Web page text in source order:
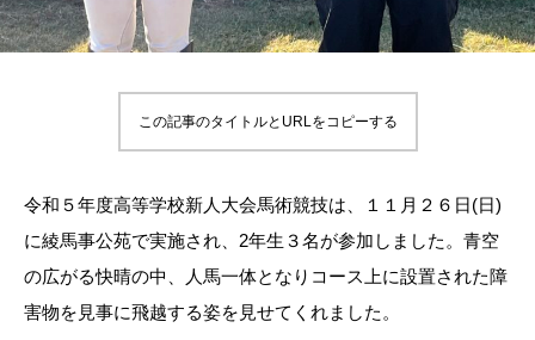
この記事のタイトルとURLをコピーする
令和５年度高等学校新人大会馬術競技は、１１月２６日(日)
に綾馬事公苑で実施され、2年生３名が参加しました。青空
の広がる快晴の中、人馬一体となりコース上に設置された障
害物を見事に飛越する姿を見せてくれました。